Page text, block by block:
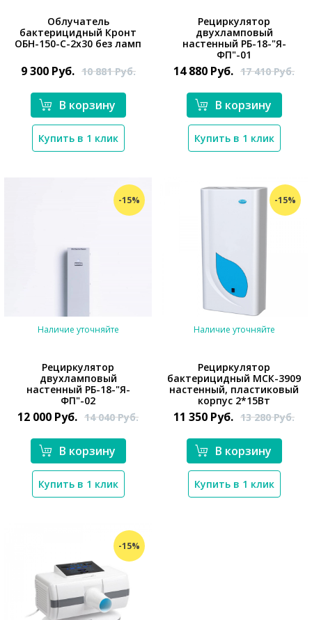
*}
Облучатель
бактерицидный Кронт
ОБН-150-С-2x30 без ламп
9 300 Руб. 10 881Руб.
В корзину
Купить в 1 клик
*}
Рециркулятор
двухламповый
настенный РБ-18-"Я-
ФП"-01
14 880 Руб. 17 410Руб.
В корзину
Купить в 1 клик
-15%
Наличие уточняйте
Рециркулятор
двухламповый
настенный РБ-18-"Я-
ФП"-02
12 000 Руб. 14 040Руб.
В корзину
Купить в 1 клик
-15%
*}
Наличие уточняйте
Рециркулятор
бактерицидный МСК-3909
настенный, пластиковый
корпус 2*15Вт
11 350 Руб. 13 280Руб.
В корзину
Купить в 1 клик
-15%